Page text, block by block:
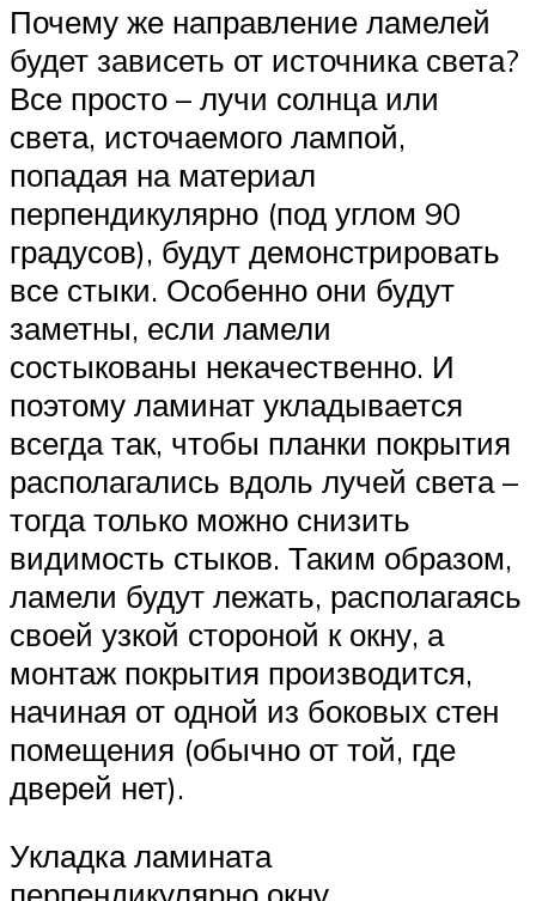
Почему же направление ламелей
будет зависеть от источника света?
Все просто – лучи солнца или
света, источаемого лампой,
попадая на материал
перпендикулярно (под углом 90
градусов), будут демонстрировать
все стыки. Особенно они будут
заметны, если ламели
состыкованы некачественно. И
поэтому ламинат укладывается
всегда так, чтобы планки покрытия
располагались вдоль лучей света –
тогда только можно снизить
видимость стыков. Таким образом,
ламели будут лежать, располагаясь
своей узкой стороной к окну, а
монтаж покрытия производится,
начиная от одной из боковых стен
помещения (обычно от той, где
дверей нет).
Укладка ламината